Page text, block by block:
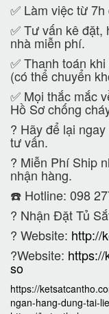
✅ Làm việc từ
✅ Tư vấn kê
nhà miễn phí.
✅ Thanh toán
(có thể chuyển
✅ Mọi thắc mắc
Hồ Sơ chống
? Hãy để lại
tư vấn.
? Miễn Phí Ship
nhận hàng.
☎️ Hotline: 098
? Nhận Đặt Tủ
? Website: http://
?Website:
so
https://
ngan-hang-dung-tai-